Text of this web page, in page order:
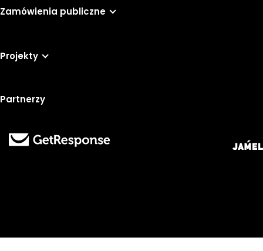
Zamówienia publiczne
Projekty
Partnerzy